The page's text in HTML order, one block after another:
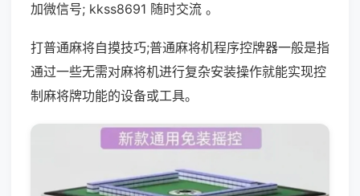
加微信号; kkss8691 随时交流 。
打普通麻将自摸技巧;普通麻将机程序控牌器一般是指
通过一些无需对麻将机进行复杂安装操作就能实现控
制麻将牌功能的设备或工具。